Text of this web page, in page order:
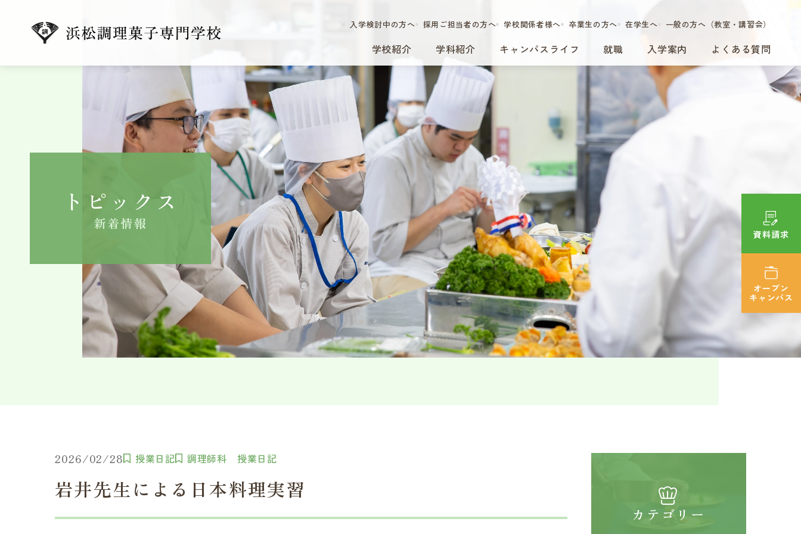
学校紹介 学科紹介 キャンパスライフ 就職 入学案内 よくある質問
入学検討中の方へ 採用ご担当者の方へ 学校関係者様へ 卒業生の方へ 在学生へ 一般の方へ（教室・講習会）
トピックス
新着情報
2026/02/28 授業日記 調理師科 授業日記
岩井先生による日本料理実習
カテゴリー
資料請求
オープン
キャンパス